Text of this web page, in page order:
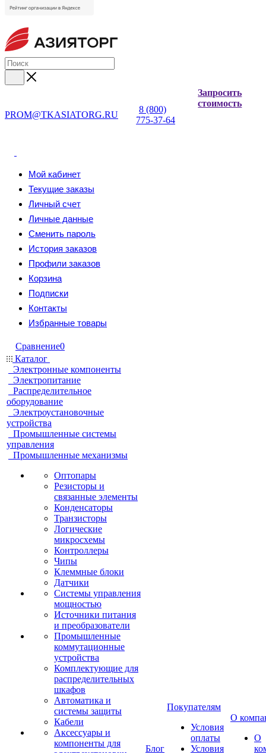
PROM@TKASIATORG.RU
8 (800)
775-37-64
Запросить
стоимость
Мой кабинет
Текущие заказы
Личный счет
Личные данные
Сменить пароль
История заказов
Профили заказов
Корзина
Подписки
Контакты
Избранные товары
Сравнение0
Каталог
Электронные компоненты
Электропитание
Распределительное
оборудование
Электроустановочные
устройства
Промышленные системы
управления
Промышленные механизмы
Оптопары
Резисторы и
связанные элементы
Конденсаторы
Транзисторы
Логические
микросхемы
Контроллеры
Чипы
Клеммные блоки
Датчики
Системы управления
мощностью
Источники питания
и преобразователи
Промышленные
коммутационные
устройства
Комплектующие для
распределительных
шкафов
Автоматика и
системы защиты
Кабели
Аксессуары и
компоненты для
Блог
Покупателям
Условия
оплаты
Условия
О
О